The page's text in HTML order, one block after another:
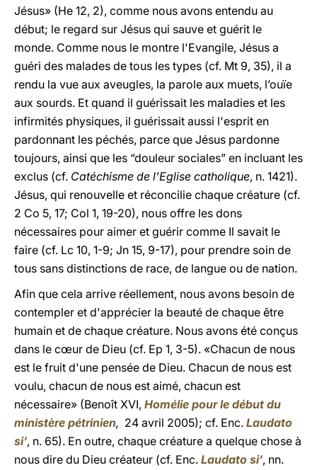
Jésus» (He 12, 2), comme nous avons entendu au
début; le regard sur Jésus qui sauve et guérit le
monde. Comme nous le montre l'Evangile, Jésus a
guéri des malades de tous les types (cf. Mt 9, 35), il a
rendu la vue aux aveugles, la parole aux muets, l’ouïe
aux sourds. Et quand il guérissait les maladies et les
infirmités physiques, il guérissait aussi l'esprit en
pardonnant les péchés, parce que Jésus pardonne
toujours, ainsi que les “douleur sociales” en incluant les
exclus (cf. Catéchisme de l'Eglise catholique, n. 1421).
Jésus, qui renouvelle et réconcilie chaque créature (cf.
2 Co 5, 17; Col 1, 19-20), nous offre les dons
nécessaires pour aimer et guérir comme Il savait le
faire (cf. Lc 10, 1-9; Jn 15, 9-17), pour prendre soin de
tous sans distinctions de race, de langue ou de nation.
Afin que cela arrive réellement, nous avons besoin de
contempler et d'apprécier la beauté de chaque être
humain et de chaque créature. Nous avons été conçus
dans le cœur de Dieu (cf. Ep 1, 3-5). «Chacun de nous
est le fruit d'une pensée de Dieu. Chacun de nous est
voulu, chacun de nous est aimé, chacun est
nécessaire» (Benoît XVI, Homélie pour le début du
ministère pétrinien, 24 avril 2005); cf. Enc. Laudato
si’, n. 65). En outre, chaque créature a quelque chose à
nous dire du Dieu créateur (cf. Enc. Laudato si’, nn.